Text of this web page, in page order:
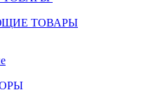
ТОВАРЫ